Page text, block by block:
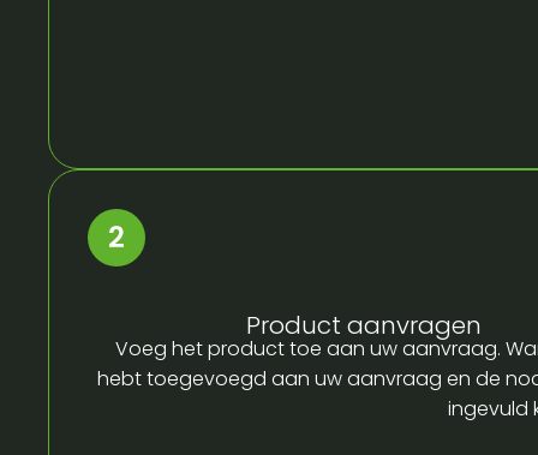
Product aanvragen
Voeg het product toe aan uw aanvraag.
hebt toegevoegd aan uw aanvraag en de
ingevuld